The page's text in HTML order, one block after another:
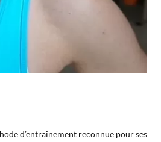
d’entraînement reconnue pour ses